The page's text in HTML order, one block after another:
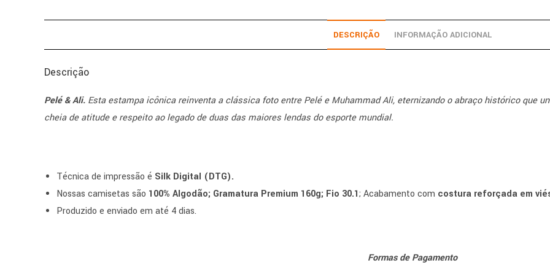
DESCRIÇÃO INFORMAÇÃO ADICIONAL
Descrição
Pelé & Ali. Esta estampa icônica reinventa a clássica foto entre Pelé e Muhammad Ali, eternizando o abraço histórico que
cheia de atitude e respeito ao legado de duas das maiores lendas do esporte mundial.
Técnica de impressão é Silk Digital (DTG).
Nossas camisetas são 100% Algodão; Gramatura Premium 160g; Fio 30.1; Acabamento com costura reforçada em
Produzido e enviado em até 4 dias.
Formas de Pagamento